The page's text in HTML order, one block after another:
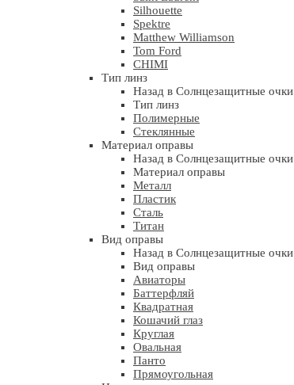
Silhouette
Spektre
Matthew Williamson
Tom Ford
CHIMI
Тип линз
Назад в Солнцезащитные очки
Тип линз
Полимерные
Стеклянные
Материал оправы
Назад в Солнцезащитные очки
Материал оправы
Металл
Пластик
Сталь
Титан
Вид оправы
Назад в Солнцезащитные очки
Вид оправы
Авиаторы
Баттерфляй
Квадратная
Кошачий глаз
Круглая
Овальная
Панто
Прямоугольная